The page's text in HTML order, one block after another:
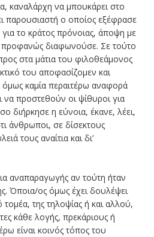
καναλάρχη να μπουκάρει στο
παρουσιαστή ο οποίος εξέφρασε
το κράτος πρόνοιας, άποψη με
προφανώς διαφωνούσε. Σε τούτο
στα μάτια του φιλοθεάμονος
του αποφασίζομεν και
καμία περαιτέρω αναφορά
να προστεθούν οι ψίθυροι για
διήρκησε η εύνοια, έκανε, λέει,
άνθρωποι, σε δίσεκτους
τους αναίτια και δι’
αναπαραγωγής αν τούτη ήταν
Όποια/ος όμως έχει δουλέψει
τομέα, της τηλοψίας ή και αλλού,
κάθε λογής, πρεκάριους ή
είναι κοινός τόπος του